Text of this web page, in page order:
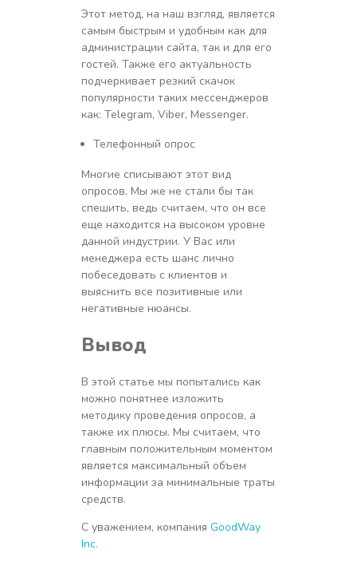
Этот метод, на наш взгляд, является
самым быстрым и удобным как для
администрации сайта, так и для его
гостей. Также его актуальность
подчеркивает резкий скачок
популярности таких мессенджеров
как: Telegram, Viber, Messenger.
Телефонный опрос
Многие списывают этот вид
опросов. Мы же не стали бы так
спешить, ведь считаем, что он все
еще находится на высоком уровне
данной индустрии. У Вас или
менеджера есть шанс лично
побеседовать с клиентов и
выяснить все позитивные или
негативные нюансы.
Вывод
В этой статье мы попытались как
можно понятнее изложить
методику проведения опросов, а
также их плюсы. Мы считаем, что
главным положительным моментом
является максимальный объем
информации за минимальные траты
средств.
С уважением, компания GoodWay
Inc.